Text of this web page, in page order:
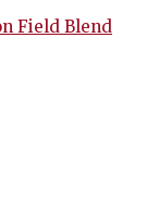
Field Blend